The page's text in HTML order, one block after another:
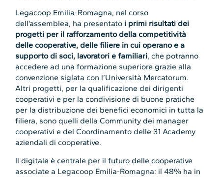
Legacoop Emilia-Romagna, nel corso
dell’assemblea, ha presentato i primi risultati dei
progetti per il rafforzamento della competitività
delle cooperative, delle filiere in cui operano e a
supporto di soci, lavoratori e familiari, che potranno
accedere ad una formazione superiore grazie alla
convenzione siglata con l’Università Mercatorum.
Altri progetti, per la qualificazione dei dirigenti
cooperativi e per la condivisione di buone pratiche
per la distribuzione dei benefici economici in tutta la
filiera, sono quelli della Community dei manager
cooperativi e del Coordinamento delle 31 Academy
aziendali di cooperative.
Il digitale è centrale per il futuro delle cooperative
associate a Legacoop Emilia-Romagna: il 48% ha in